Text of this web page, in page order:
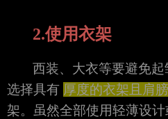
2.使用衣架
西装、大衣等要避免
选择具有 厚度的衣架且肩
架。虽然全部使用轻薄设